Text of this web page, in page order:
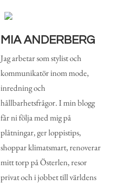
MIA ANDERBERG
Jag arbetar som stylist och
kommunikatör inom mode,
inredning och
hållbarhetsfrågor. I min blogg
får ni följa med mig på
plåtningar, ger loppistips,
shoppar klimatsmart, renoverar
mitt torp på Österlen, resor
privat och i jobbet till världens